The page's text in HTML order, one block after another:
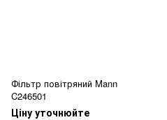
Фільтр повітряний Mann
C246501
Ціну уточнюйте